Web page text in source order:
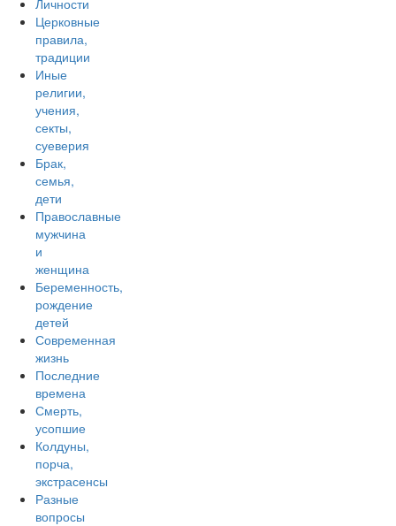
Личности
Церковные
правила,
традиции
Иные
религии,
учения,
секты,
суеверия
Брак,
семья,
дети
Православные
мужчина
и
женщина
Беременность,
рождение
детей
Современная
жизнь
Последние
времена
Смерть,
усопшие
Колдуны,
порча,
экстрасенсы
Разные
вопросы